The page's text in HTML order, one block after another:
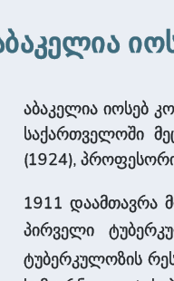
აბაკელია იოსებ
საქართველოში
(1924),
1911 დაამთავრა
პირველი
ტუბერკულოზის